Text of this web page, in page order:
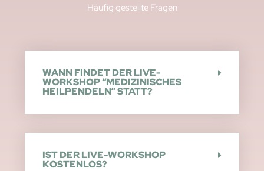
Häufig gestellte Fragen
WANN FINDET DER LIVE-
WORKSHOP “MEDIZINISCHES
HEILPENDELN” STATT?
IST DER LIVE-WORKSHOP
KOSTENLOS?